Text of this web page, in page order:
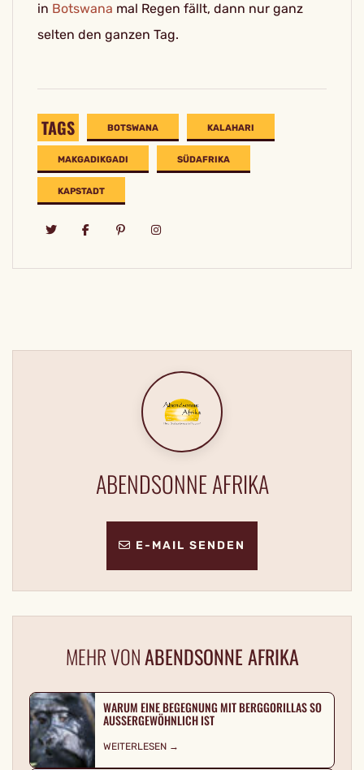
in Botswana mal Regen fällt, dann nur ganz
selten den ganzen Tag.
TAGS BOTSWANA KALAHARI
MAKGADIKGADI SÜDAFRIKA
KAPSTADT
ABENDSONNE AFRIKA
E-MAIL SENDEN
MEHR VONABENDSONNE AFRIKA
WARUM EINE BEGEGNUNG MIT BERGGORILLAS SO
AUSSERGEWÖHNLICH IST
WEITERLESEN →